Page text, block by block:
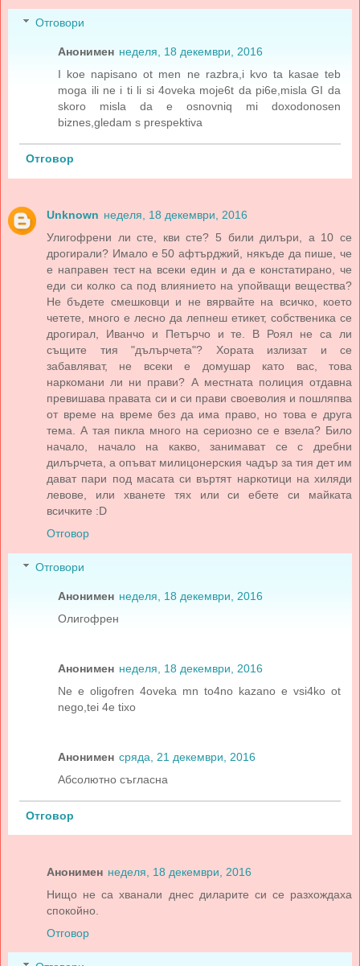
Отговори
Анонимен неделя, 18 декември, 2016
I koe napisano ot men ne razbra,i kvo ta kasae teb
moga ili ne i ti li si 4oveka moje6t da pi6e,misla GI da
skoro misla da e osnovniq mi doxodonosen
biznes,gledam s prespektiva
Отговор
Unknown неделя, 18 декември, 2016
Улигофрени ли сте, кви сте? 5 били дилъри, а 10 се
дрогирали? Имало е 50 афтърджий, някъде да пише, че
е направен тест на всеки един и да е констатирано, че
еди си колко са под влиянието на упойващи вещества?
Не бъдете смешковци и не вярвайте на всичко, което
четете, много е лесно да лепнеш етикет, собственика се
дрогирал, Иванчо и Петърчо и те. В Роял не са ли
същите тия "дълърчета"? Хората излизат и се
забавляват, не всеки е домушар като вас, това
наркомани ли ни прави? А местната полиция отдавна
превишава правата си и си прави своеволия и пошляпва
от време на време без да има право, но това е друга
тема. А тая пикла много на сериозно се е взела? Било
начало, начало на какво, занимават се с дребни
дилърчета, а опъват милицонерския чадър за тия дет им
дават пари под масата си въртят наркотици на хиляди
левове, или хванете тях или си ебете си майката
всичките :D
Отговор
Отговори
Анонимен неделя, 18 декември, 2016
Олигофрен
Анонимен неделя, 18 декември, 2016
Ne e oligofren 4oveka mn to4no kazano e vsi4ko ot
nego,tei 4e tixo
Анонимен сряда, 21 декември, 2016
Абсолютно съгласна
Отговор
Анонимен неделя, 18 декември, 2016
Нищо не са хванали днес диларите си се разхождаха
спокойно.
Отговор